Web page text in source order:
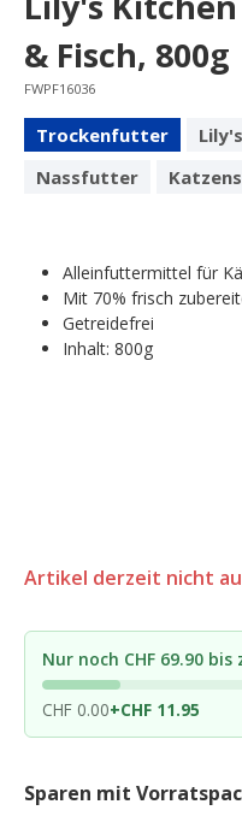
& Fisch, 800g
FWPF16036
Trockenfutter
Nassfutter
Alleinfuttermittel für
Mit 70% frisch
Getreidefrei
Inhalt: 800g
Artikel derzeit nicht
Nur noch CHF 69.90 bis
CHF 0.00+CHF 11.95
Sparen mit